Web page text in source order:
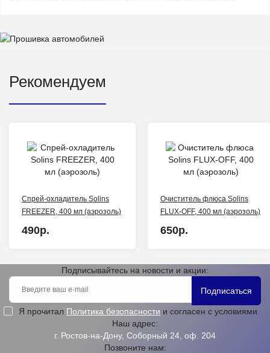
Рекомендуем
Спрей-охладитель Solins
FREEZER, 400 мл (аэрозоль)
490р.
Очиститель флюса Solins
FLUX-OFF, 400 мл (аэрозоль)
650р.
Подписывайтесь на новости и акции:
Подписаться
Я прочитал Политика безопасности и согласен с условиями
Наш адрес:
г. Ростов-на-Дону, Соборный 24, оф. 204
Позвоните нам: